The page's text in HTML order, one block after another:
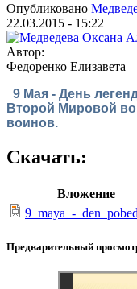
Опубликовано
22.03.2015 - 15:22
Автор:
Федоренко Елизавета
9 Мая - День
Второй Мировой
воинов.
Скачать:
Вложение
9_maya_-
Предварительный